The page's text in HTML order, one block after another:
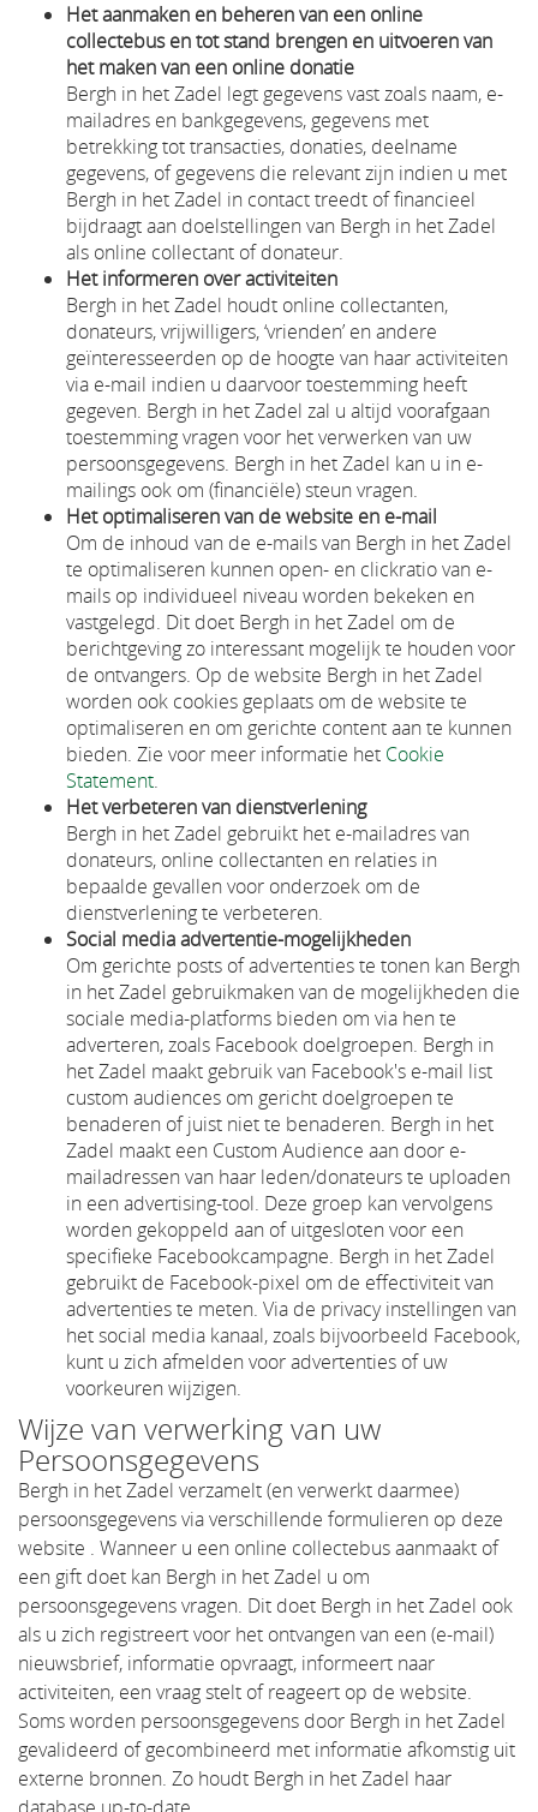
Het aanmaken en beheren van een online
collectebus en tot stand brengen en uitvoeren van
het maken van een online donatie
Bergh in het Zadel legt gegevens vast zoals naam, e-
mailadres en bankgegevens, gegevens met
betrekking tot transacties, donaties, deelname
gegevens, of gegevens die relevant zijn indien u met
Bergh in het Zadel in contact treedt of financieel
bijdraagt aan doelstellingen van Bergh in het Zadel
als online collectant of donateur.
Het informeren over activiteiten
Bergh in het Zadel houdt online collectanten,
donateurs, vrijwilligers, ‘vrienden’ en andere
geïnteresseerden op de hoogte van haar activiteiten
via e-mail indien u daarvoor toestemming heeft
gegeven. Bergh in het Zadel zal u altijd voorafgaan
toestemming vragen voor het verwerken van uw
persoonsgegevens. Bergh in het Zadel kan u in e-
mailings ook om (financiële) steun vragen.
Het optimaliseren van de website en e-mail
Om de inhoud van de e-mails van Bergh in het Zadel
te optimaliseren kunnen open- en clickratio van e-
mails op individueel niveau worden bekeken en
vastgelegd. Dit doet Bergh in het Zadel om de
berichtgeving zo interessant mogelijk te houden voor
de ontvangers. Op de website Bergh in het Zadel
worden ook cookies geplaats om de website te
optimaliseren en om gerichte content aan te kunnen
bieden. Zie voor meer informatie het Cookie
Statement.
Het verbeteren van dienstverlening
Bergh in het Zadel gebruikt het e-mailadres van
donateurs, online collectanten en relaties in
bepaalde gevallen voor onderzoek om de
dienstverlening te verbeteren.
Social media advertentie-mogelijkheden
Om gerichte posts of advertenties te tonen kan Bergh
in het Zadel gebruikmaken van de mogelijkheden die
sociale media-platforms bieden om via hen te
adverteren, zoals Facebook doelgroepen. Bergh in
het Zadel maakt gebruik van Facebook's e-mail list
custom audiences om gericht doelgroepen te
benaderen of juist niet te benaderen. Bergh in het
Zadel maakt een Custom Audience aan door e-
mailadressen van haar leden/donateurs te uploaden
in een advertising-tool. Deze groep kan vervolgens
worden gekoppeld aan of uitgesloten voor een
specifieke Facebookcampagne. Bergh in het Zadel
gebruikt de Facebook-pixel om de effectiviteit van
advertenties te meten. Via de privacy instellingen van
het social media kanaal, zoals bijvoorbeeld Facebook,
kunt u zich afmelden voor advertenties of uw
voorkeuren wijzigen.
Wijze van verwerking van uw
Persoonsgegevens
Bergh in het Zadel verzamelt (en verwerkt daarmee)
persoonsgegevens via verschillende formulieren op deze
website . Wanneer u een online collectebus aanmaakt of
een gift doet kan Bergh in het Zadel u om
persoonsgegevens vragen. Dit doet Bergh in het Zadel ook
als u zich registreert voor het ontvangen van een (e-mail)
nieuwsbrief, informatie opvraagt, informeert naar
activiteiten, een vraag stelt of reageert op de website.
Soms worden persoonsgegevens door Bergh in het Zadel
gevalideerd of gecombineerd met informatie afkomstig uit
externe bronnen. Zo houdt Bergh in het Zadel haar